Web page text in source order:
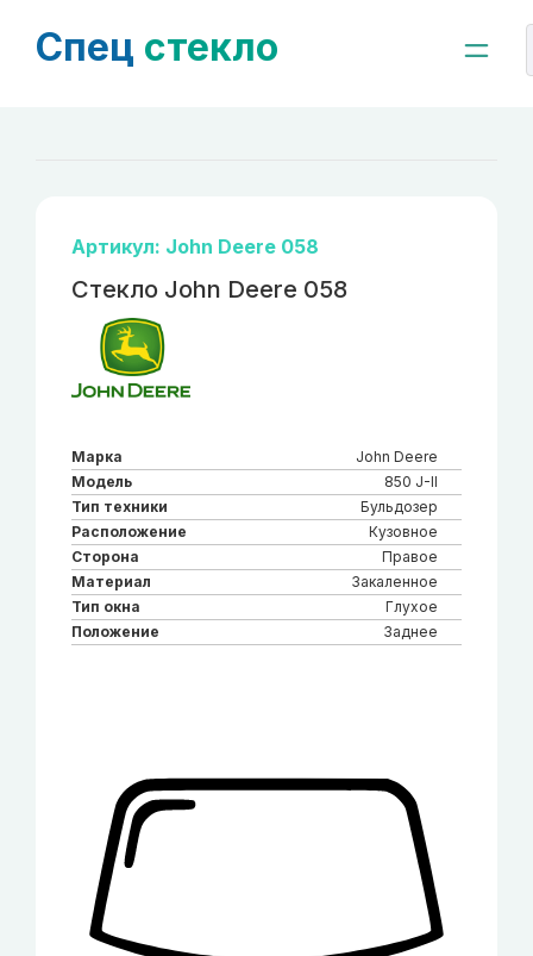
Спец стекло
Артикул: John Deere 058
Стекло John Deere 058
Марка
John Deere
Модель
850 J-II
Тип техники
Бульдозер
Расположение
Кузовное
Сторона
Правое
Материал
Закаленное
Тип окна
Глухое
Положение
Заднее